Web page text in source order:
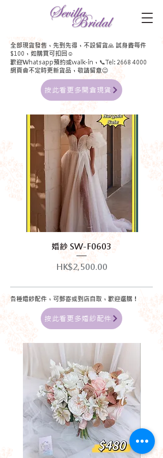
全部現貨發售，先到先得，不設留貨🙏 試身費每件
$100，如購買可扣回☺
歡迎Whatsapp預約或walk-in，📞Tel: 2668 4000
網頁會不定時更新貨品，敬請留意😉
按此看更多開倉現貨
婚紗 SW-F0603
價格
HK$2,500.00
各種婚紗配件，可郵寄或到店自取，歡迎選購！
按此看更多婚紗配件